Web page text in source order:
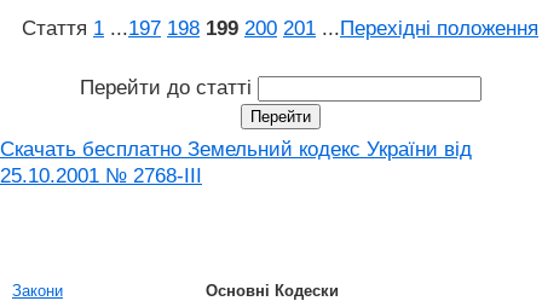
Стаття 1 ...197 198 199 200 201 ...Перехідні положення
Перейти до статті
Скачать бесплатно Земельний кодекс України від
25.10.2001 № 2768-III
Закони
Основні Кодески